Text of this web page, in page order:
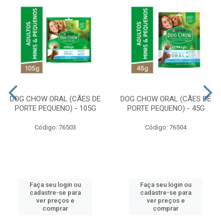
DOG CHOW ORAL (CÃES DE
PORTE PEQUENO) - 105G
Código: 76503
Faça seu login ou
cadastre-se para
ver preços e
comprar
DOG CHOW ORAL (CÃES DE
PORTE PEQUENO) - 45G
Código: 76504
Faça seu login ou
cadastre-se para
ver preços e
comprar